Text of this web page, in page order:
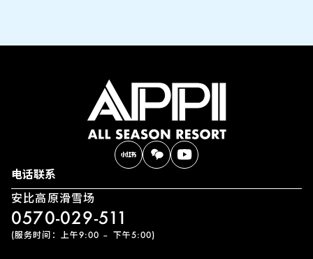
电话联系
安比高原滑雪场
0570-029-511
(服务时间：上午9:00 – 下午5:00)